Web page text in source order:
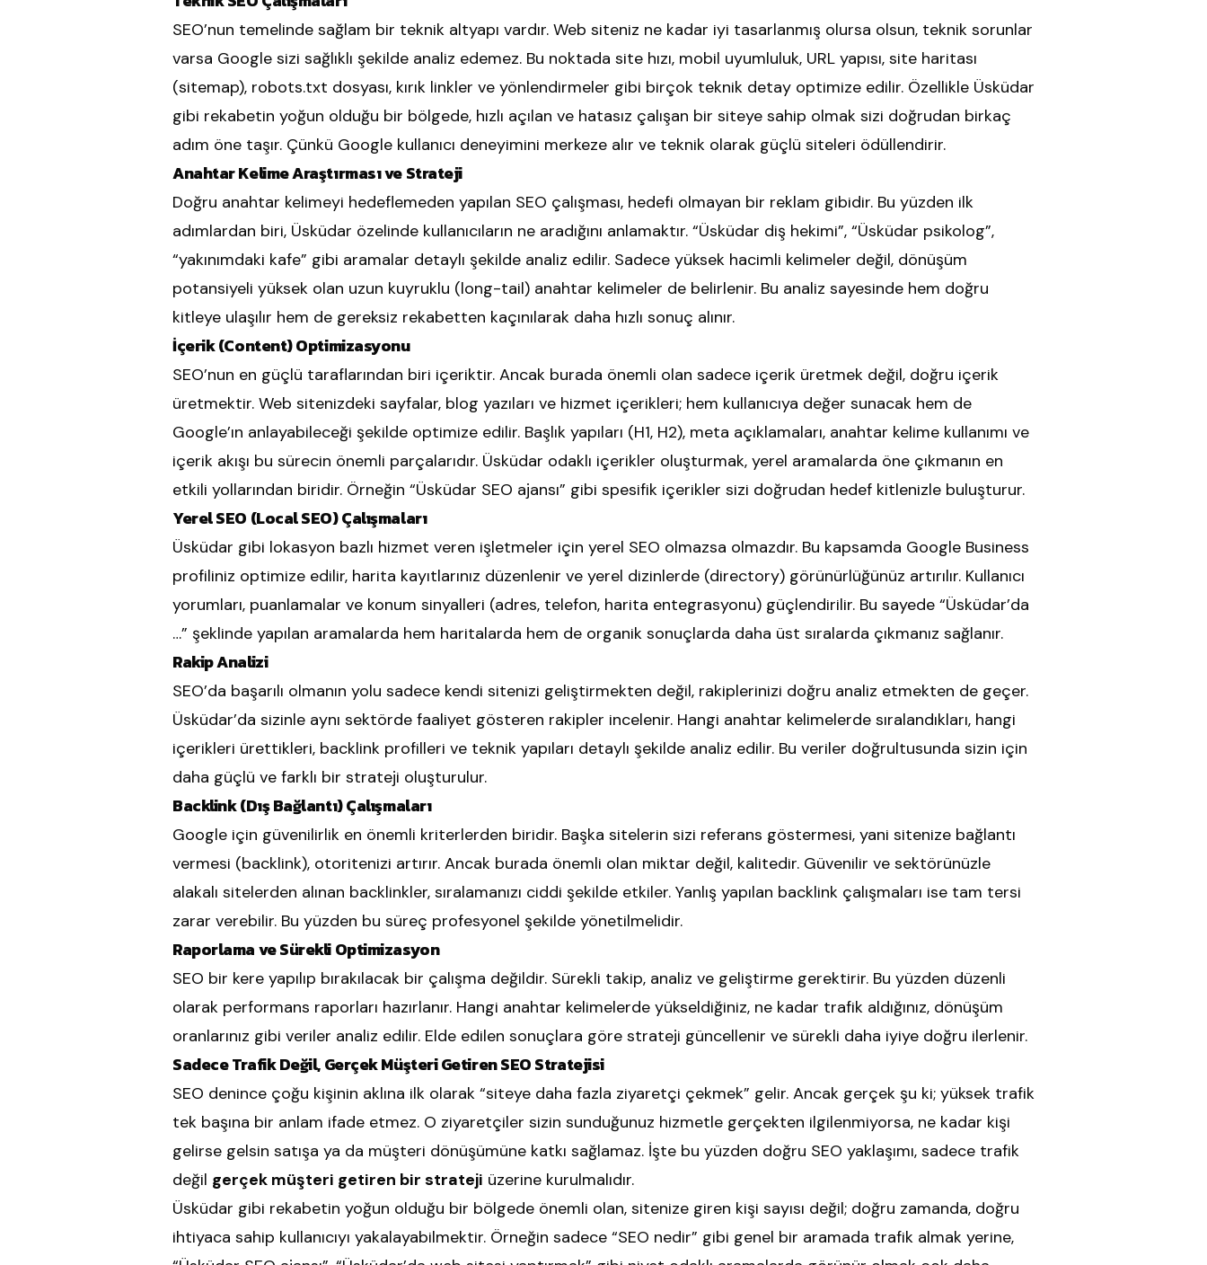
SEO’nun temelinde sağlam bir teknik altyapı vardır. Web siteniz ne kadar iyi tasarlanmış olursa olsun, teknik sorunlar
varsa Google sizi sağlıklı şekilde analiz edemez. Bu noktada site hızı, mobil uyumluluk, URL yapısı, site haritası
(sitemap), robots.txt dosyası, kırık linkler ve yönlendirmeler gibi birçok teknik detay optimize edilir. Özellikle Üsküdar
gibi rekabetin yoğun olduğu bir bölgede, hızlı açılan ve hatasız çalışan bir siteye sahip olmak sizi doğrudan birkaç
adım öne taşır. Çünkü Google kullanıcı deneyimini merkeze alır ve teknik olarak güçlü siteleri ödüllendirir.
Anahtar Kelime Araştırması ve Strateji
Doğru anahtar kelimeyi hedeflemeden yapılan SEO çalışması, hedefi olmayan bir reklam gibidir. Bu yüzden ilk
adımlardan biri, Üsküdar özelinde kullanıcıların ne aradığını anlamaktır. “Üsküdar diş hekimi”, “Üsküdar psikolog”,
“yakınımdaki kafe” gibi aramalar detaylı şekilde analiz edilir. Sadece yüksek hacimli kelimeler değil, dönüşüm
potansiyeli yüksek olan uzun kuyruklu (long-tail) anahtar kelimeler de belirlenir. Bu analiz sayesinde hem doğru
kitleye ulaşılır hem de gereksiz rekabetten kaçınılarak daha hızlı sonuç alınır.
İçerik (Content) Optimizasyonu
SEO’nun en güçlü taraflarından biri içeriktir. Ancak burada önemli olan sadece içerik üretmek değil, doğru içerik
üretmektir. Web sitenizdeki sayfalar, blog yazıları ve hizmet içerikleri; hem kullanıcıya değer sunacak hem de
Google’ın anlayabileceği şekilde optimize edilir. Başlık yapıları (H1, H2), meta açıklamaları, anahtar kelime kullanımı ve
içerik akışı bu sürecin önemli parçalarıdır. Üsküdar odaklı içerikler oluşturmak, yerel aramalarda öne çıkmanın en
etkili yollarından biridir. Örneğin “Üsküdar SEO ajansı” gibi spesifik içerikler sizi doğrudan hedef kitlenizle buluşturur.
Yerel SEO (Local SEO) Çalışmaları
Üsküdar gibi lokasyon bazlı hizmet veren işletmeler için yerel SEO olmazsa olmazdır. Bu kapsamda Google Business
profiliniz optimize edilir, harita kayıtlarınız düzenlenir ve yerel dizinlerde (directory) görünürlüğünüz artırılır. Kullanıcı
yorumları, puanlamalar ve konum sinyalleri (adres, telefon, harita entegrasyonu) güçlendirilir. Bu sayede “Üsküdar’da
…” şeklinde yapılan aramalarda hem haritalarda hem de organik sonuçlarda daha üst sıralarda çıkmanız sağlanır.
Rakip Analizi
SEO’da başarılı olmanın yolu sadece kendi sitenizi geliştirmekten değil, rakiplerinizi doğru analiz etmekten de geçer.
Üsküdar’da sizinle aynı sektörde faaliyet gösteren rakipler incelenir. Hangi anahtar kelimelerde sıralandıkları, hangi
içerikleri ürettikleri, backlink profilleri ve teknik yapıları detaylı şekilde analiz edilir. Bu veriler doğrultusunda sizin için
daha güçlü ve farklı bir strateji oluşturulur.
Backlink (Dış Bağlantı) Çalışmaları
Google için güvenilirlik en önemli kriterlerden biridir. Başka sitelerin sizi referans göstermesi, yani sitenize bağlantı
vermesi (backlink), otoritenizi artırır. Ancak burada önemli olan miktar değil, kalitedir. Güvenilir ve sektörünüzle
alakalı sitelerden alınan backlinkler, sıralamanızı ciddi şekilde etkiler. Yanlış yapılan backlink çalışmaları ise tam tersi
zarar verebilir. Bu yüzden bu süreç profesyonel şekilde yönetilmelidir.
Raporlama ve Sürekli Optimizasyon
SEO bir kere yapılıp bırakılacak bir çalışma değildir. Sürekli takip, analiz ve geliştirme gerektirir. Bu yüzden düzenli
olarak performans raporları hazırlanır. Hangi anahtar kelimelerde yükseldiğiniz, ne kadar trafik aldığınız, dönüşüm
oranlarınız gibi veriler analiz edilir. Elde edilen sonuçlara göre strateji güncellenir ve sürekli daha iyiye doğru ilerlenir.
Sadece Trafik Değil, Gerçek Müşteri Getiren SEO Stratejisi
SEO denince çoğu kişinin aklına ilk olarak “siteye daha fazla ziyaretçi çekmek” gelir. Ancak gerçek şu ki; yüksek trafik
tek başına bir anlam ifade etmez. O ziyaretçiler sizin sunduğunuz hizmetle gerçekten ilgilenmiyorsa, ne kadar kişi
gelirse gelsin satışa ya da müşteri dönüşümüne katkı sağlamaz. İşte bu yüzden doğru SEO yaklaşımı, sadece trafik
değil gerçek müşteri getiren bir strateji üzerine kurulmalıdır.
Üsküdar gibi rekabetin yoğun olduğu bir bölgede önemli olan, sitenize giren kişi sayısı değil; doğru zamanda, doğru
ihtiyaca sahip kullanıcıyı yakalayabilmektir. Örneğin sadece “SEO nedir” gibi genel bir aramada trafik almak yerine,